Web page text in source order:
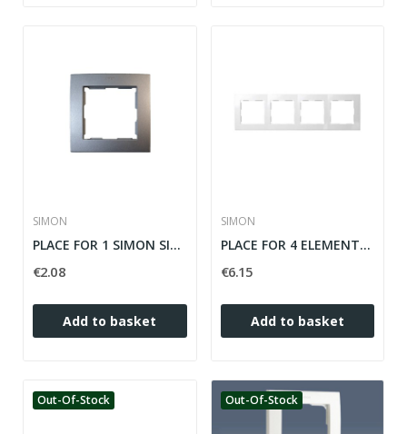
SIMON
PLACE FOR 1 SIMON SILVER ELEMENT 28 ref: 28610-33
€2.08
Add to basket
SIMON
PLACE FOR 4 ELEMENTS WHITE SIMON 28 ref: 28640-30
€6.15
Add to basket
Out-Of-Stock Out-Of-Stock